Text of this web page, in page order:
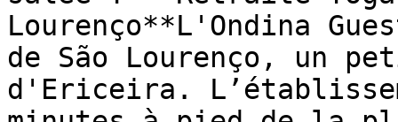
Lourenço**L'Ondina
de São Lourenço, un
d'Ericeira.